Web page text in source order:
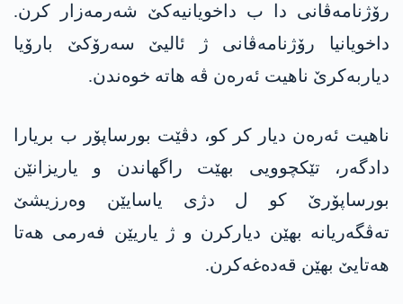
رۆژنامەڤانی دا ب داخویانیەکێ شەرمەزار کرن.
داخویانیا رۆژنامەڤانی ژ ئالیێ سەرۆکێ بارۆیا
دیاربەکرێ ناھیت ئەرەن ڤە ھاتە خوەندن.
ناھیت ئەرەن دیار کر کو، دڤێت بورساپۆر ب بریارا
دادگەر، تێکچوویی بهێت راگھاندن و یاریزانێن
بورساپۆرێ کو ل دژی یاسایێن وەرزیشێ
تەڤگەریانە بهێن دیارکرن و ژ یاریێن فەرمی ھەتا
ھەتایێ بهێن قەدەغەکرن.